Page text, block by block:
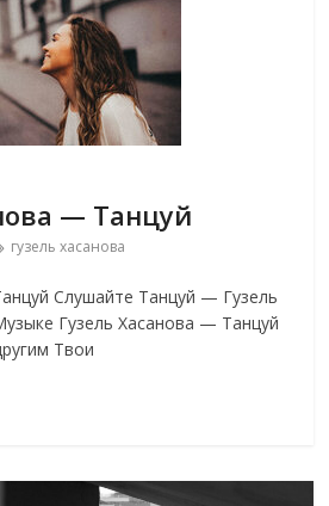
— Танцуй
гузель хасанова
Слушайте Танцуй — Гузель
Гузель Хасанова — Танцуй
Твои